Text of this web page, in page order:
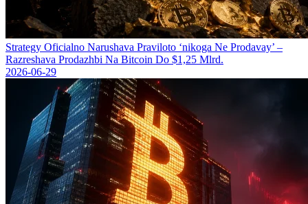
Strategy Oficіalno Narushava Praviloto ‘nikoga Ne Prodavay’ –
Razreshava Prodazhbi Na Bitcoin Do $1,25 Mlrd.
2026-06-29